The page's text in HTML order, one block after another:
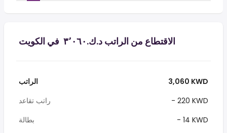
الاقتطاع من الراتب د.ك.‏٣٬٠٦٠ ‏ في الكويت
الراتب
3,060 KWD
راتب تقاعد
- 220 KWD
بطالة
- 14 KWD